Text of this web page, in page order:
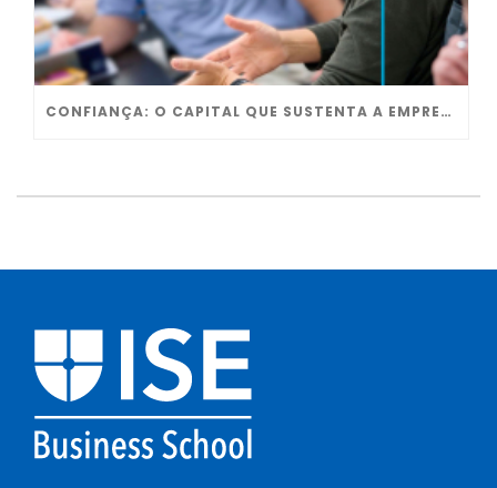
CONFIANÇA: O CAPITAL QUE SUSTENTA A EMPRESA